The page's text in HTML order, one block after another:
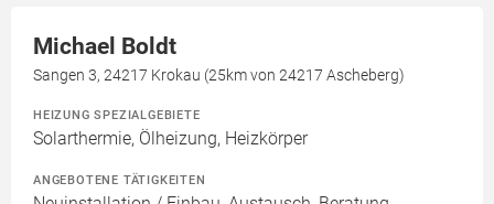
Michael Boldt
Sangen 3, 24217 Krokau (25km von 24217 Ascheberg)
HEIZUNG SPEZIALGEBIETE
Solarthermie, Ölheizung, Heizkörper
ANGEBOTENE TÄTIGKEITEN